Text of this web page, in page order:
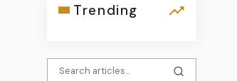
Trending